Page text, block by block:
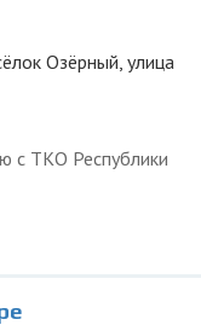
Озёрный, улица
с ТКО Республики